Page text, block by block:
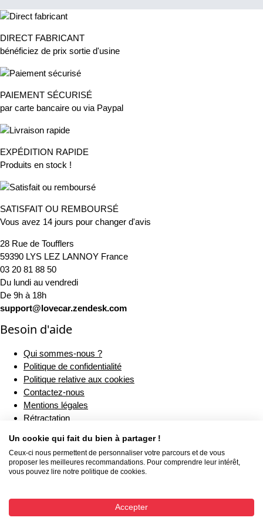
DIRECT FABRICANT
bénéficiez de prix sortie d'usine
PAIEMENT SÉCURISÉ
par carte bancaire ou via Paypal
EXPÉDITION RAPIDE
Produits en stock !
SATISFAIT OU REMBOURSÉ
Vous avez 14 jours pour changer d'avis
28 Rue de Toufflers
59390 LYS LEZ LANNOY France
03 20 81 88 50
Du lundi au vendredi
De 9h à 18h
support@lovecar.zendesk.com
Besoin d'aide
Qui sommes-nous ?
Politique de confidentialité
Politique relative aux cookies
Contactez-nous
Mentions légales
Rétractation
Livraison
Nos engagements
Règlement sur la sécurité générale des produits (RSGP)
Un cookie qui fait du bien à partager !
Ceux-ci nous permettent de personnaliser votre parcours et de vous
proposer les meilleures recommandations. Pour comprendre leur intérêt,
vous pouvez lire notre politique de cookies.
Accepter